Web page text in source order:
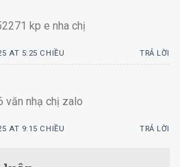
kp e nha chị
AT 5:25 CHIỀU TRẢ LỜI
văn nhạ chị zalo
AT 9:15 CHIỀU TRẢ LỜI